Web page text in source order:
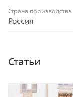
Страна производства
Россия
Статьи